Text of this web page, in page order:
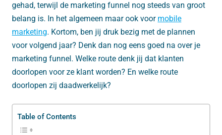
gehad, terwijl de marketing funnel nog steeds van groot
belang is. In het algemeen maar ook voor mobile
marketing. Kortom, ben jij druk bezig met de plannen
voor volgend jaar? Denk dan nog eens goed na over je
marketing funnel. Welke route denk jij dat klanten
doorlopen voor ze klant worden? En welke route
doorlopen zij daadwerkelijk?
Table of Contents